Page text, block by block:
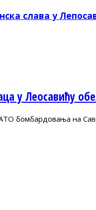
слава у
у Леосавићу
бомбардовања на